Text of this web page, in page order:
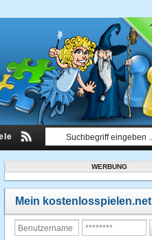
WERBUNG
Mein kostenlosspielen.net